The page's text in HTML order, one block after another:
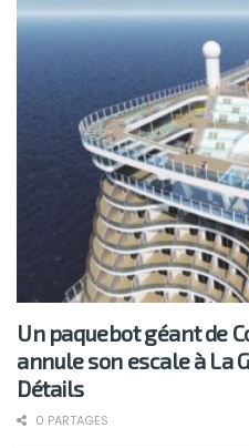
Un paquebot géant de
annule son escale à La
Détails
0 PARTAGES